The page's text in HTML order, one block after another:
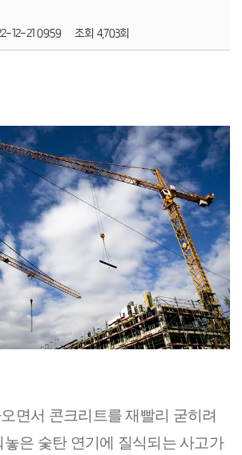
12-21 09:59 조회 4,703회
면서 콘크리트를 재빨리 굳히려
놓은 숯탄 연기에 질식되는 사고가